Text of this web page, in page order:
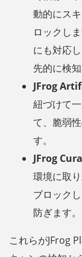
動的にス
ロックし
にも対応
先的に検知
JFrog
紐づけて
て、脆弱
す。
JFrog
環境に取
ブロック
防ぎます。
これらがJFrog